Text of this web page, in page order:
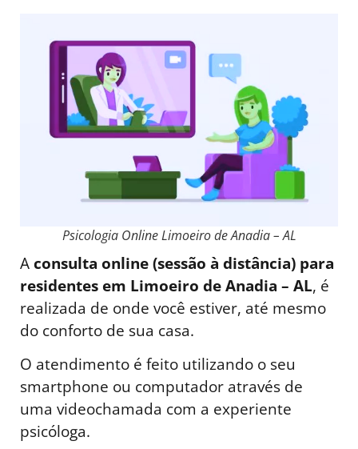
Psicologia Online Limoeiro de Anadia – AL
Aconsulta online (sessão à distância) para
residentes em Limoeiro de Anadia – AL, é
realizada de onde você estiver, até mesmo
do conforto de sua casa.
O atendimento é feito utilizando o seu
smartphone ou computador através de
uma videochamada com a experiente
psicóloga.